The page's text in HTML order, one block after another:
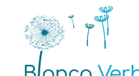
direct